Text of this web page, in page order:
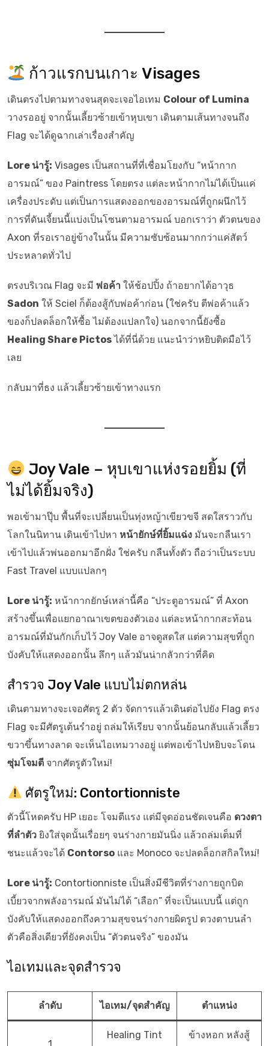
ก้าวแรกบนเกาะ Visages
เดินตรงไปตามทางจนสุดจะเจอไอเทม Colour of Lumina
วางรออยู่ จากนั้นเลี้ยวซ้ายเข้าหุบเขา เดินตามเส้นทางจนถึง
Flag จะได้ดูฉากเล่าเรื่องสำคัญ
Lore น่ารู้: Visages เป็นสถานที่ที่เชื่อมโยงกับ “หน้ากาก
อารมณ์” ของ Paintress โดยตรง แต่ละหน้ากากไม่ได้เป็นแค่
เครื่องประดับ แต่เป็นการแสดงออกของอารมณ์ที่ถูกผนึกไว้
การที่ดันเจี้ยนนี้แบ่งเป็นโซนตามอารมณ์ บอกเราว่า ตัวตนของ
Axon ที่รอเราอยู่ข้างในนั้น มีความซับซ้อนมากกว่าแค่สัตว์
ประหลาดทั่วไป
ตรงบริเวณ Flag จะมี พ่อค้า ให้ช้อปปิ้ง ถ้าอยากได้อาวุธ
Sadon ให้ Sciel ก็ต้องสู้กับพ่อค้าก่อน (ใช่ครับ ตีพ่อค้าแล้ว
ของก็ปลดล็อกให้ซื้อ ไม่ต้องแปลกใจ) นอกจากนี้ยังซื้อ
Healing Share Pictosได้ที่นี่ด้วย แนะนำว่าหยิบติดมือไว้
เลย
กลับมาที่ธง แล้วเลี้ยวซ้ายเข้าทางแรก
Joy Vale – หุบเขาแห่งรอยยิ้ม (ที่
ไม่ได้ยิ้มจริง)
พอเข้ามาปุ๊บ พื้นที่จะเปลี่ยนเป็นทุ่งหญ้าเขียวขจี สดใสราวกับ
โลกในนิทาน เดินเข้าไปหา หน้ายักษ์ที่ยิ้มแฉ่ง มันจะกลืนเรา
เข้าไปแล้วพ่นออกมาอีกฝั่ง ใช่ครับ กลืนทั้งตัว ถือว่าเป็นระบบ
Fast Travel แบบแปลกๆ
Lore น่ารู้: หน้ากากยักษ์เหล่านี้คือ “ประตูอารมณ์” ที่ Axon
สร้างขึ้นเพื่อแยกอาณาเขตของตัวเอง แต่ละหน้ากากสะท้อน
อารมณ์ที่มันกักเก็บไว้ Joy Vale อาจดูสดใส แต่ความสุขที่ถูก
บังคับให้แสดงออกนั้น ลึกๆ แล้วมันน่ากลัวกว่าที่คิด
สำรวจ Joy Vale แบบไม่ตกหล่น
เดินตามทางจะเจอศัตรู 2 ตัว จัดการแล้วเดินต่อไปยัง Flag ตรง
Flag จะมีศัตรูเต้นรำอยู่ ถล่มให้เรียบ จากนั้นย้อนกลับแล้วเลี้ยว
ขวาขึ้นทางลาด จะเห็นไอเทมวางอยู่ แต่พอเข้าไปหยิบจะโดน
ซุ่มโจมตี จากศัตรูตัวใหม่!
ศัตรูใหม่: Contortionniste
ตัวนี้โหดครับ HP เยอะ โจมตีแรง แต่มีจุดอ่อนชัดเจนคือ ดวงตา
ที่ลำตัว ยิงใส่จุดนั้นเรื่อยๆ จนร่างกายมันนิ่ง แล้วถล่มเต็มที่
ชนะแล้วจะได้ Contorso และ Monoco จะปลดล็อกสกิลใหม่!
Lore น่ารู้: Contortionniste เป็นสิ่งมีชีวิตที่ร่างกายถูกบิด
เบี้ยวจากพลังอารมณ์ มันไม่ได้ “เลือก” ที่จะเป็นแบบนี้ แต่ถูก
บังคับให้แสดงออกถึงความสุขจนร่างกายผิดรูป ดวงตาบนลำ
ตัวคือสิ่งเดียวที่ยังคงเป็น “ตัวตนจริง” ของมัน
ไอเทมและจุดสำรวจ
ลำดับ ไอเทม/จุดสำคัญ ตำแหน่ง
Healing Tint ข้างหอก หลังสู้